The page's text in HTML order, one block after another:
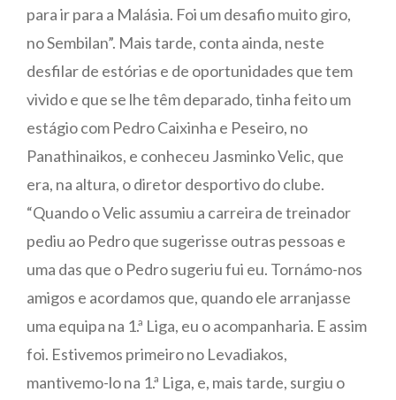
para ir para a Malásia. Foi um desafio muito giro,
no Sembilan”. Mais tarde, conta ainda, neste
desfilar de estórias e de oportunidades que tem
vivido e que se lhe têm deparado, tinha feito um
estágio com Pedro Caixinha e Peseiro, no
Panathinaikos, e conheceu Jasminko Velic, que
era, na altura, o diretor desportivo do clube.
“Quando o Velic assumiu a carreira de treinador
pediu ao Pedro que sugerisse outras pessoas e
uma das que o Pedro sugeriu fui eu. Tornámo-nos
amigos e acordamos que, quando ele arranjasse
uma equipa na 1.ª Liga, eu o acompanharia. E assim
foi. Estivemos primeiro no Levadiakos,
mantivemo-lo na 1.ª Liga, e, mais tarde, surgiu o